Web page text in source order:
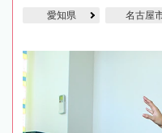
愛知県 名古屋